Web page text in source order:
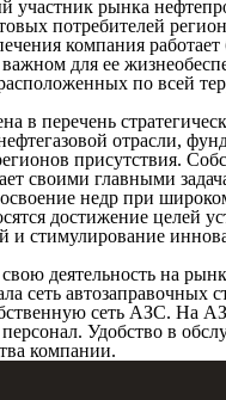
участник рынка
потребителей
компания
для ее
по всей
в перечень
отрасли,
присутствия.
своими главными
недр при
достижение целей
и стимулирование
деятельность на
сеть
сеть АЗС. На
Удобство в
компании.